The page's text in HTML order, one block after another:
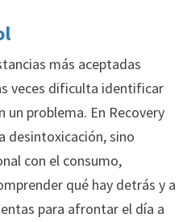
más aceptadas
veces dificulta identificar
un problema. En Recovery
desintoxicación, sino
con el consumo,
qué hay detrás y a
para afrontar el día a